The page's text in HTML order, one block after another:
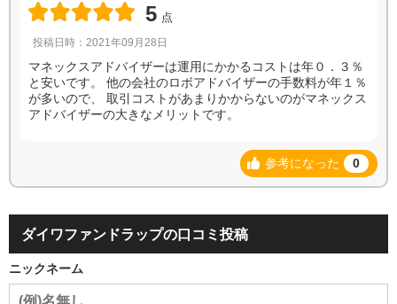
5 点
投稿日時：2021年09月28日
マネックスアドバイザーは運用にかかるコストは年０．３％
と安いです。 他の会社のロボアドバイザーの手数料が年１％
が多いので、 取引コストがあまりかからないのがマネックス
アドバイザーの大きなメリットです。
参考になった 0
ダイワファンドラップの口コミ投稿
ニックネーム